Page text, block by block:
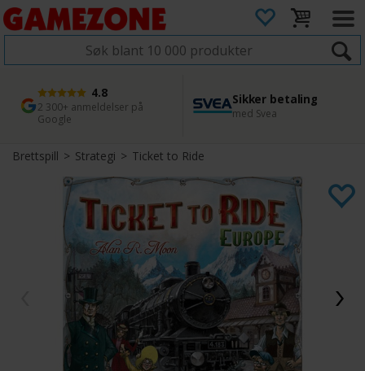
4.8
2 300+ anmeldelser på
Google
Sikker betaling
med Svea
1 dags levering
Bestill innen kl. 12
45 dager returfrist
Enkel retur
Brettspill>Strategi>Ticket to Ride